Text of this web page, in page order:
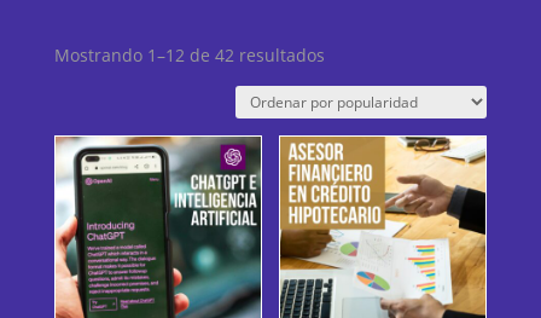
Mostrando 1–12 de 42 resultadosOrdenado
por
popularidad